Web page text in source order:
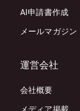
AI申請書作成
メールマガジン
運営会社
会社概要